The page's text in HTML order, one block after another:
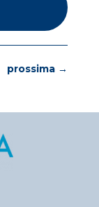
prossima →